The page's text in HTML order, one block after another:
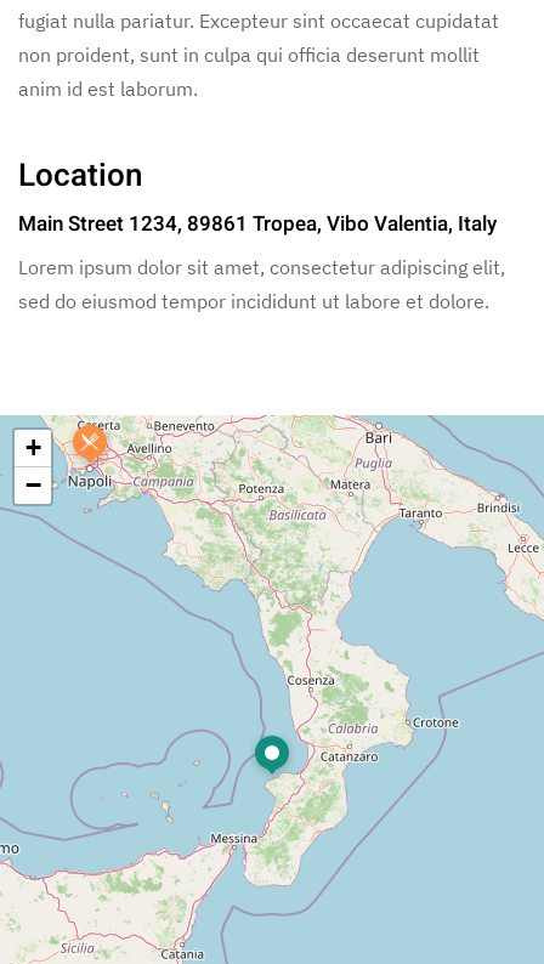
fugiat nulla pariatur. Excepteur sint occaecat cupidatat
non proident, sunt in culpa qui officia deserunt mollit
anim id est laborum.
Location
Main Street 1234, 89861 Tropea, Vibo Valentia, Italy
Lorem ipsum dolor sit amet, consectetur adipiscing elit,
sed do eiusmod tempor incididunt ut labore et dolore.
+
−